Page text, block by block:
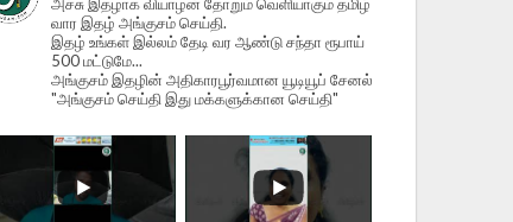
வார இதழ் அங்குசம் செய்தி.
இதழ் உங்கள் இல்லம் தேடி வர ஆண்டு சந்தா ரூபாய்
500 மட்டுமே...
அங்குசம் இதழின் அதிகாரபூர்வமான யூடியூப் சேனல்
"அங்குசம் செய்தி இது மக்களுக்கான செய்தி"